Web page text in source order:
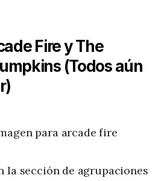
Fire y The
(Todos aún
la sección de agrupaciones